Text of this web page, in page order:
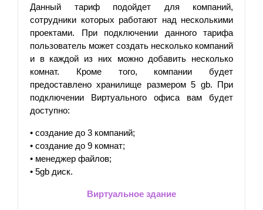
Данный тариф подойдет для компаний,
сотрудники которых работают над несколькими
проектами. При подключении данного тарифа
пользователь может создать несколько компаний
и в каждой из них можно добавить несколько
комнат. Кроме того, компании будет
предоставлено хранилище размером 5 gb. При
подключении Виртуального офиса вам будет
доступно:
• создание до 3 компаний;
• создание до 9 комнат;
• менеджер файлов;
• 5gb диск.
Виртуальное здание